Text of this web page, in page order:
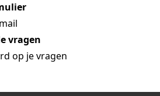
vragen
op je vragen